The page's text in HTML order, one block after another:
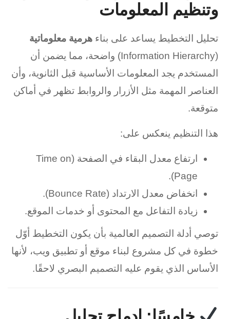
وتنظيم المعلومات
تحليل التخطيط يساعد على بناءهرمية معلوماتية
(Information Hierarchy) واضحة، مما يضمن أن
المستخدم يجد المعلومات الأساسية قبل الثانوية، وأن
العناصر المهمة مثل الأزرار والروابط تظهر في أماكن
متوقعة.
هذا التنظيم ينعكس على:
ارتفاع معدل البقاء في الصفحة (Time on
Page).
انخفاض معدل الارتداد (Bounce Rate).
زيادة التفاعل مع المحتوى أو خدمات الموقع.
توصي أدلة التصميم العالمية بأن يكون التخطيط أوّل
خطوة في كل مشروع لبناء موقع أو تطبيق ويب، لأنها
الأساس الذي يقوم عليه التصميم البصري لاحقًا.